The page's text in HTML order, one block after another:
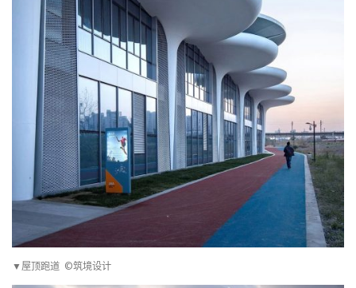
▼屋顶跑道 ©筑境设计